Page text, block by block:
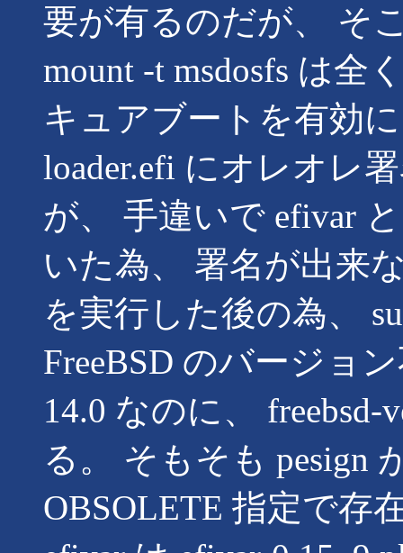
要が有るのだが、 そ
mount -t msdosfs は全
キュアブートを有効
loader.efi にオレオレ
が、 手違いで efivar
いた為、 署名が出来
を実行した後の為、
FreeBSD のバージョ
14.0 なのに、
る。 そもそも pesign
OBSOLETE 指定で存